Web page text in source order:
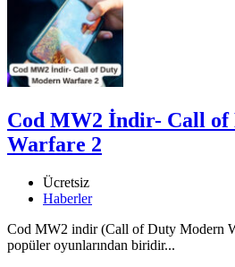
Cod MW2 İndir- Call of
Warfare 2
Ücretsiz
Haberler
Cod MW2 indir (Call of Duty Modern
popüler oyunlarından biridir...